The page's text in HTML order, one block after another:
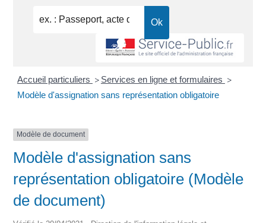
Accueil particuliers > Services en ligne et formulaires >
Modèle d'assignation sans représentation obligatoire
Modèle de document
Modèle d'assignation sans
représentation obligatoire (Modèle
de document)